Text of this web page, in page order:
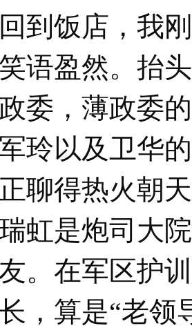
回到饭店，我
语盈然。抬
委，薄政委
玲以及卫华
聊得热火朝
虹是炮司大
。在军区护
，算是“老领